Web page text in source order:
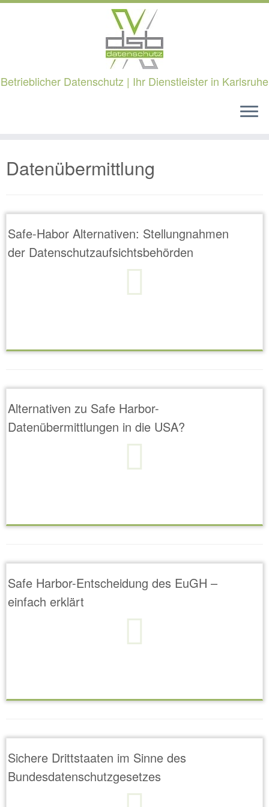
Inhalt
springen
Betrieblicher Datenschutz | Ihr Dienstleister in Karlsruhe
Datenübermittlung
Safe-Habor Alternativen: Stellungnahmen
der Datenschutzaufsichtsbehörden
Alternativen zu Safe Harbor-
Datenübermittlungen in die USA?
Safe Harbor-Entscheidung des EuGH –
einfach erklärt
Sichere Drittstaaten im Sinne des
Bundesdatenschutzgesetzes